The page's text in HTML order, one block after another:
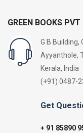
GREEN BOOKS PVT
G B Building,
Ayyanthole,
Kerala, India
(+91) 0487-
Get
+ 91 85890